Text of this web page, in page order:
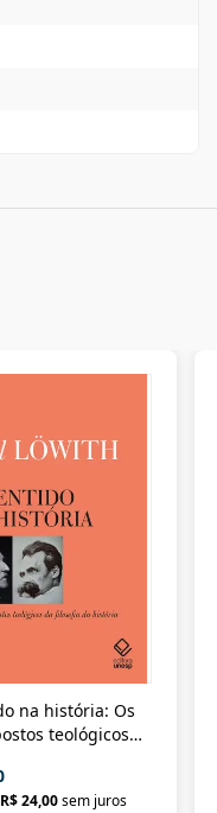
na história: Os
teológicos
R$ 24,00sem juros